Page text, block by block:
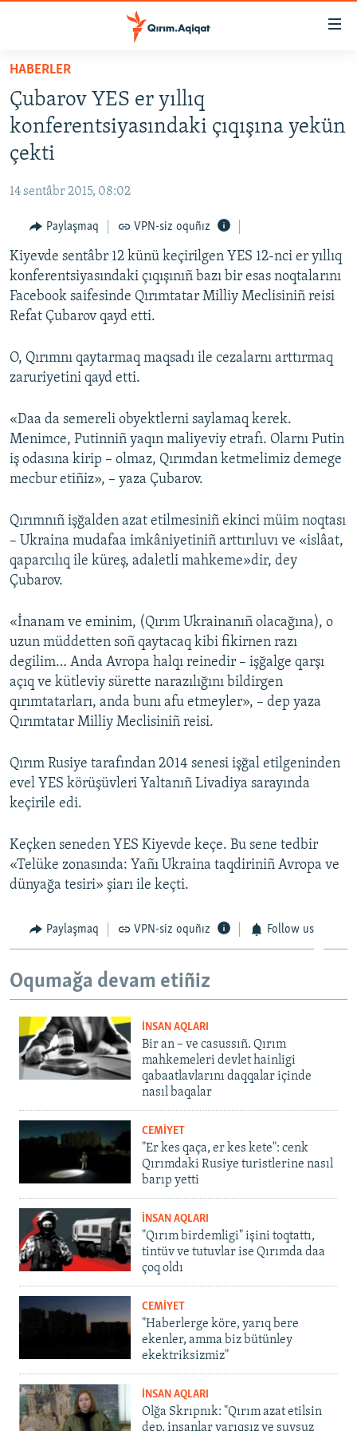
Esas
qaytmaq
Baş
navigatsiyağa
qaytmaq
Qıdıruvğa
HABERLER
SİYASET
İQTİSADİYAT
MEDENİYET
İNSAN AQLARI
VİDEO
SÜRET
BLOGLAR
Русский
Українською
QOŞULIÑIZ!
RFE/RS bütün saytları
HABERLER
Çubarov YES er yıllıq
konferentsiyasındaki çıqışına yekün
çekti
14 sentâbr 2015, 08:02
Paylaşmaq VPN-siz oquñız
Kiyevde sentâbr 12 künü keçirilgen YES 12-nci er yıllıq
konferentsiyasındaki çıqışınıñ bazı bir esas noqtalarını
Facebook saifesinde Qırımtatar Milliy Meclisiniñ reisi
Refat Çubarov qayd etti.
O, Qırımnı qaytarmaq maqsadı ile cezalarnı arttırmaq
zaruriyetini qayd etti.
«Daa da semereli obyektlerni saylamaq kerek.
Menimce, Putinniñ yaqın maliyeviy etrafı. Olarnı Putin
iş odasına kirip – olmaz, Qırımdan ketmelimiz demege
mecbur etiñiz», – yaza Çubarov.
Qırımnıñ işğalden azat etilmesiniñ ekinci müim noqtası
– Ukraina mudafaa imkâniyetiniñ arttırıluvı ve «islâat,
qaparcılıq ile küreş, adaletli mahkeme»dir, dey
Çubarov.
«İnanam ve eminim, (Qırım Ukrainanıñ olacağına), o
uzun müddetten soñ qaytacaq kibi fikirnen razı
degilim… Anda Avropa halqı reinedir – işğalge qarşı
açıq ve kütleviy sürette narazılığını bildirgen
qırımtatarları, anda bunı afu etmeyler», – dep yaza
Qırımtatar Milliy Meclisiniñ reisi.
Qırım Rusiye tarafından 2014 senesi işğal etilgeninden
evel YES körüşüvleri Yaltanıñ Livadiya sarayında
keçirile edi.
Keçken seneden YES Kiyevde keçe. Bu sene tedbir
«Telüke zonasında: Yañı Ukraina taqdiriniñ Avropa ve
dünyağa tesiri» şiarı ile keçti.
Paylaşmaq VPN-siz oquñız Follow us
Oqumağa devam etiñiz
İNSAN AQLARI
Bir an – ve casussıñ. Qırım
mahkemeleri devlet hainligi
qabaatlavlarını daqqalar içinde
nasıl baqalar
CEMİYET
"Er kes qaça, er kes kete": cenk
Qırımdaki Rusiye turistlerine nasıl
barıp yetti
İNSAN AQLARI
"Qırım birdemligi" işini toqtattı,
tintüv ve tutuvlar ise Qırımda daa
çoq oldı
CEMİYET
"Haberlerge köre, yarıq bere
ekenler, amma biz bütünley
ekektriksizmiz"
İNSAN AQLARI
Olğa Skrıpnık: "Qırım azat etilsin
dep, insanlar yarıqsız ve suvsuz